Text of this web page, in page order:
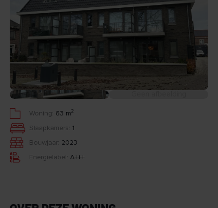
Woning: 63 m2
Slaapkamers: 1
Bouwjaar: 2023
Energielabel: A+++